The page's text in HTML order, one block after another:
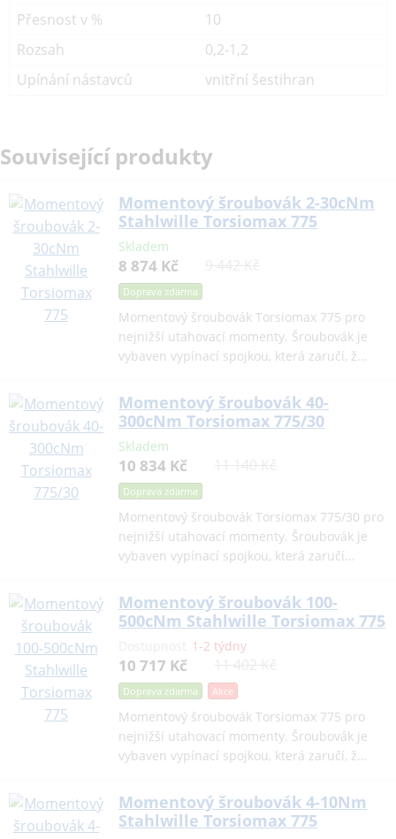
Přesnost v %
10
Rozsah
0,2-1,2
Upínání nástavců
vnitřní šestihran
Související produkty
Momentový šroubovák 2-30cNm
Stahlwille Torsiomax 775
Skladem
8 874 Kč
Doprava zdarma
Momentový šroubovák Torsiomax 775 pro
nejnižší utahovací momenty. Šroubovák je
vybaven vypínací spojkou, která zaručí, ž…
Momentový šroubovák 40-
300cNm Torsiomax 775/30
Skladem
10 834 Kč
Doprava zdarma
Momentový šroubovák Torsiomax 775/30 pro
nejnižší utahovací momenty. Šroubovák je
vybaven vypínací spojkou, která zaručí…
Momentový šroubovák 100-
500cNm Stahlwille Torsiomax 775
1-2 týdny
10 717 Kč
Doprava zdarma Akce
Momentový šroubovák Torsiomax 775 pro
nejnižší utahovací momenty. Šroubovák je
vybaven vypínací spojkou, která zaručí, ž…
Momentový šroubovák 4-10Nm
Stahlwille Torsiomax 775